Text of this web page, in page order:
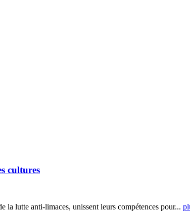
cultures
lutte anti-limaces, unissent leurs compétences pour...